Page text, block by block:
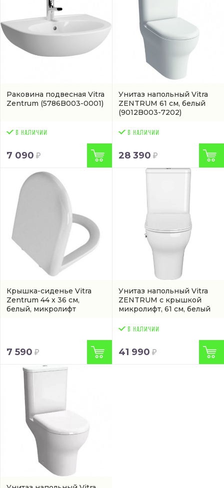
Раковина подвесная Vitra
Zentrum (5786B003-0001)
7 090
Унитаз напольный Vitra
ZENTRUM 61 см, белый
(9012B003-7202)
28 390
Крышка-сиденье Vitra
Zentrum 44 x 36 см,
белый, микролифт
7 590
Унитаз напольный Vitra
ZENTRUM с крышкой
микролифт, 61 см, белый
41 990